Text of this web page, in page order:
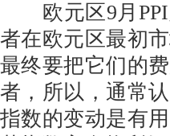
欧元区9月PPI
者在欧元区最初
最终要把它们的
者，所以，通常
指数的变动是有